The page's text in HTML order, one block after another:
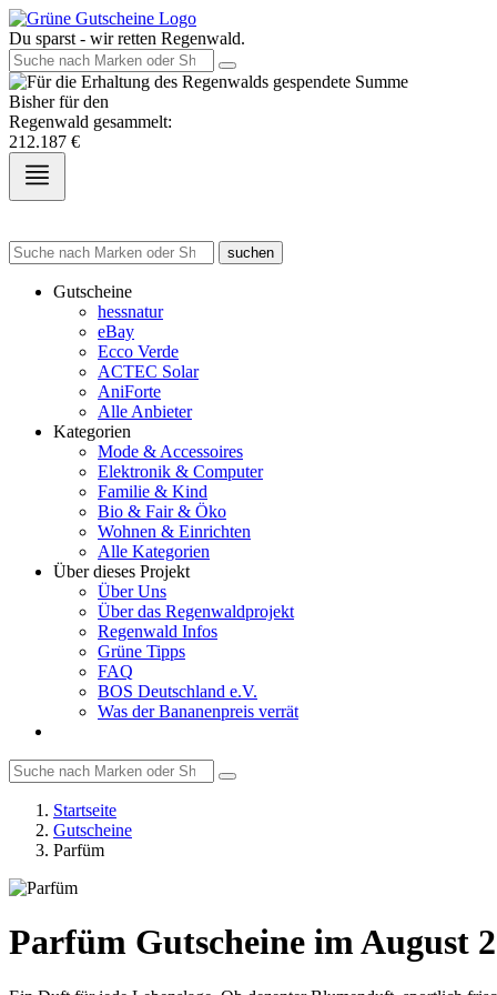
Du sparst - wir retten Regenwald.
Bisher für den
Regenwald gesammelt:
212.187 €
suchen
Gutscheine
hessnatur
eBay
Ecco Verde
ACTEC Solar
AniForte
Alle Anbieter
Kategorien
Mode & Accessoires
Elektronik & Computer
Familie & Kind
Bio & Fair & Öko
Wohnen & Einrichten
Alle Kategorien
Über dieses Projekt
Über Uns
Über das Regenwaldprojekt
Regenwald Infos
Grüne Tipps
FAQ
BOS Deutschland e.V.
Was der Bananenpreis verrät
Startseite
Gutscheine
Parfüm
Parfüm Gutscheine im August